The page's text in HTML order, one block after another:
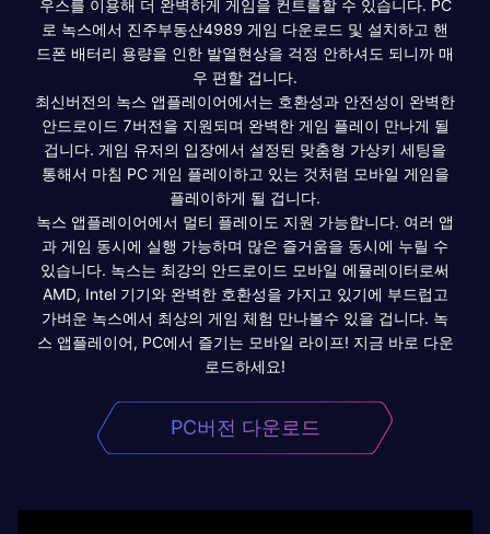
우스를 이용해 더 완벽하게 게임을 컨트롤할 수 있습니다. PC
로 녹스에서 진주부동산4989 게임 다운로드 및 설치하고 핸
드폰 배터리 용량을 인한 발열현상을 걱정 안하셔도 되니까 매
우 편할 겁니다.
최신버전의 녹스 앱플레이어에서는 호환성과 안전성이 완벽한
안드로이드 7버전을 지원되며 완벽한 게임 플레이 만나게 될
겁니다. 게임 유저의 입장에서 설정된 맞춤형 가상키 세팅을
통해서 마침 PC 게임 플레이하고 있는 것처럼 모바일 게임을
플레이하게 될 겁니다.
녹스 앱플레이어에서 멀티 플레이도 지원 가능합니다. 여러 앱
과 게임 동시에 실행 가능하며 많은 즐거움을 동시에 누릴 수
있습니다. 녹스는 최강의 안드로이드 모바일 에뮬레이터로써
AMD, Intel 기기와 완벽한 호환성을 가지고 있기에 부드럽고
가벼운 녹스에서 최상의 게임 체험 만나볼수 있을 겁니다. 녹
스 앱플레이어, PC에서 즐기는 모바일 라이프! 지금 바로 다운
로드하세요!
PC버전 다운로드